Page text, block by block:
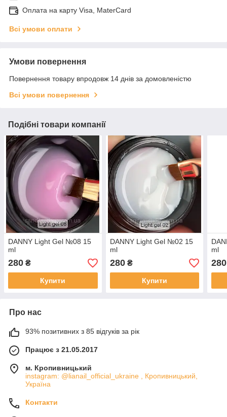
Оплата на карту Visa, MaterCard
Всі умови оплати
Умови повернення
Повернення товару впродовж 14 днів за домовленістю
Всі умови повернення
Подібні товари компанії
DANNY Light Gel №08 15
ml
280 ₴
Купити
DANNY Light Gel №02 15
ml
280₴
Купити
ml
280
Про нас
93% позитивних з 85 відгуків за рік
Працює з 21.05.2017
м. Кропивницький
instagram: @lianail_official_ukraine , Кропивницький,
Україна
Контакти